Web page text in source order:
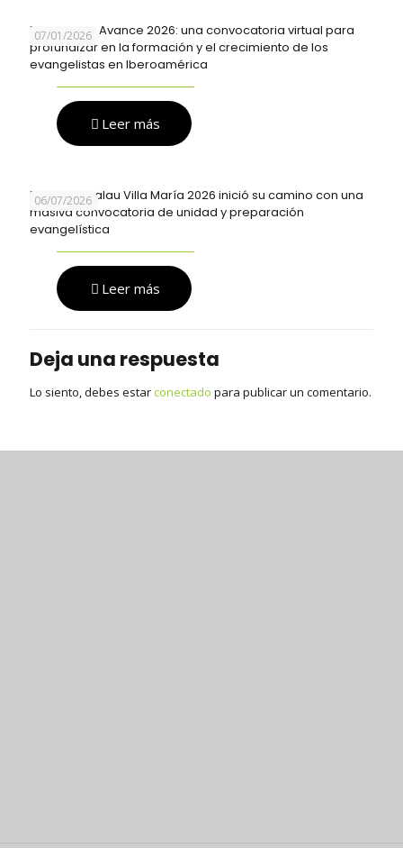
07/01/2026
Explorando Avance 2026: una convocatoria virtual para
profundizar en la formación y el crecimiento de los
evangelistas en Iberoamérica
Leer más
06/07/2026
El Festival Palau Villa María 2026 inició su camino con una
masiva convocatoria de unidad y preparación
evangelística
Leer más
Deja una respuesta
Lo siento, debes estar conectado para publicar un comentario.